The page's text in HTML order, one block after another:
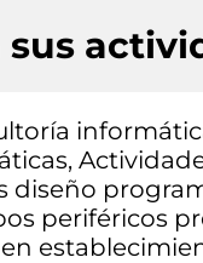
sus
diseño
periféricos